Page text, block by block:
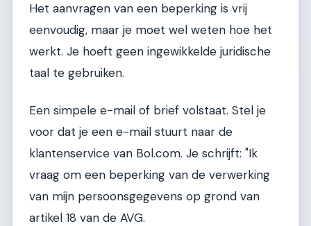
Het aanvragen van een beperking is vrij
eenvoudig, maar je moet wel weten hoe het
werkt. Je hoeft geen ingewikkelde juridische
taal te gebruiken.
Een simpele e-mail of brief volstaat. Stel je
voor dat je een e-mail stuurt naar de
klantenservice van Bol.com. Je schrijft: "Ik
vraag om een beperking van de verwerking
van mijn persoonsgegevens op grond van
artikel 18 van de AVG.